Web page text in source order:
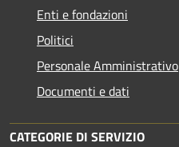
Enti e fondazioni
Politici
Personale Amministrativo
Documenti e dati
CATEGORIE DI SERVIZIO